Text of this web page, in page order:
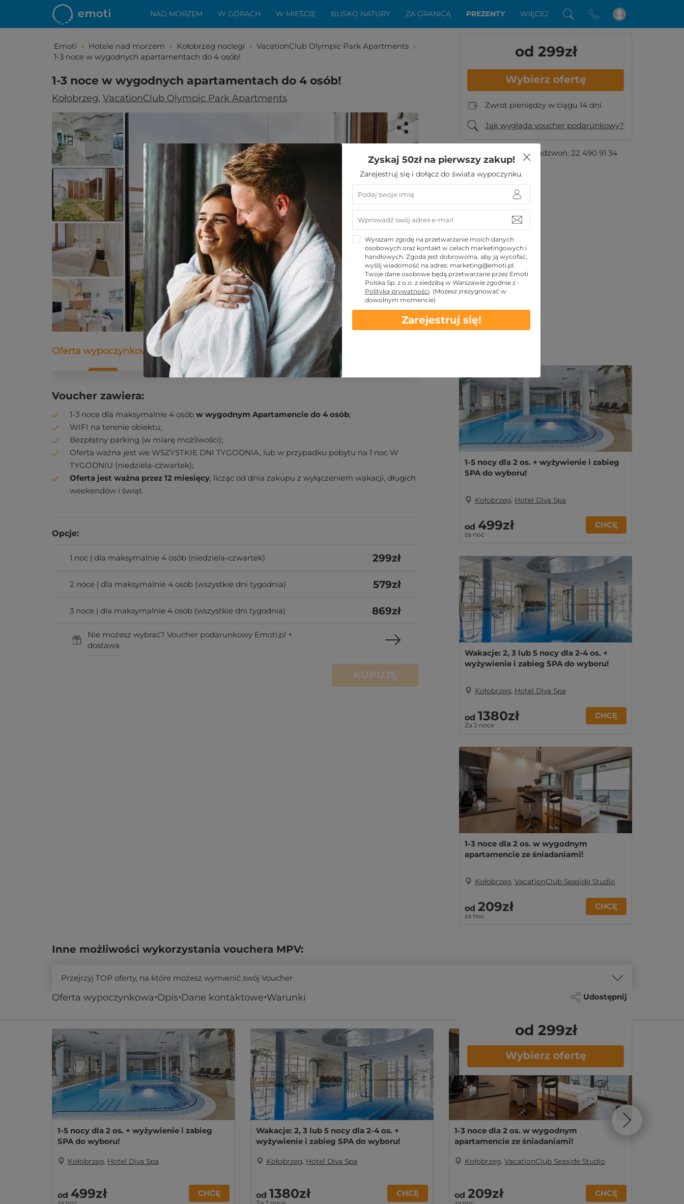
NAD MORZEM W GÓRACH W MIEŚCIE BLISKO NATURY ZA GRANICĄ PREZENTY WIĘCEJ
Emoti » Hotele nad morzem » Kołobrzeg noclegi » VacationClub Olympic Park Apartments »
1-3 noce w wygodnych apartamentach do 4 osób!
1-3 noce w wygodnych apartamentach do 4 osób!
Kołobrzeg, VacationClub Olympic Park Apartments
Spodobała Ci się ta oferta?
Zostało Ci zaledwie kilka kroków do niezwykłego
wypoczynku
KUPUJĘ
od 299zł
Wybierz ofertę
Zwrot pieniędzy w ciągu 14 dni
Jak wygląda voucher podarunkowy?
Masz pytania?Zadzwoń: 22 490 91 34
Oferta wypoczynkowa Opis Dane kontaktowe Warunki
Voucher zawiera:
1-3 noce dla maksymalnie 4 osób w wygodnym Apartamencie do 4 osób;
WIFI na terenie obiektu;
Bezpłatny parking (w miarę możliwości);
Oferta ważna jest we WSZYSTKIE DNI TYGODNIA, lub w przypadku pobytu na 1 noc W
TYGODNIU (niedziela-czwartek);
Oferta jest ważna przez 12 miesięcy, licząc od dnia zakupu z wyłączeniem wakacji, długich
weekendów i świąt.
Opcje:
1 noc | dla maksymalnie 4 osób (niedziela-czwartek) 299zł
2 noce | dla maksymalnie 4 osób (wszystkie dni tygodnia) 579zł
3 noce | dla maksymalnie 4 osób (wszystkie dni tygodnia) 869zł
Nie możesz wybrać? Voucher podarunkowy Emoti.pl +
dostawa
KUPUJĘ
Oferta wypoczynkowa Opis Dane kontaktowe Warunki Udostępnij
od 299zł
Wybierz ofertę
1-5 nocy dla 2 os. + wyżywienie i zabieg
SPA do wyboru!
Kołobrzeg, Hotel Diva Spa
od 499zł
za noc
CHCĘ
Wakacje: 2, 3 lub 5 nocy dla 2-4 os. +
wyżywienie i zabieg SPA do wyboru!
Kołobrzeg, Hotel Diva Spa
od 1380zł
Za 2 noce
CHCĘ
1-3 noce dla 2 os. w wygodnym
apartamencie ze śniadaniami!
Kołobrzeg, VacationClub Seaside Studio
od 209zł
za noc
CHCĘ
Inne możliwości wykorzystania vouchera MPV:
Przejrzyj TOP oferty, na które możesz wymienić swój Voucher
1-5 nocy dla 2 os. + wyżywienie i zabieg
SPA do wyboru!
Kołobrzeg, Hotel Diva Spa
od 499zł CHCĘ
Wakacje: 2, 3 lub 5 nocy dla 2-4 os. +
wyżywienie i zabieg SPA do wyboru!
Kołobrzeg, Hotel Diva Spa
od 1380zł CHCĘ
1-3 noce dla 2 os. w wygodnym
apartamencie ze śniadaniami!
Kołobrzeg, VacationClub Seaside Studio
od 209zł CHCĘ
Zyskaj 50zł na pierwszy zakup!
Zarejestruj się i dołącz do świata wypoczynku.
Wyrażam zgodę na przetwarzanie moich danych
osobowych oraz kontakt w celach marketingowych i
handlowych. Zgoda jest dobrowolna, aby ją wycofać,
wyślij wiadomość na adres: marketing@emoti.pl.
Twoje dane osobowe będą przetwarzane przez Emoti
Polska Sp. z o.o. z siedzibą w Warszawie zgodnie z -
Polityką prywatności. (Możesz zrezygnować w
dowolnym momencie)
Zarejestruj się!